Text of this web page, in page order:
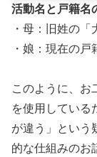
活動名と戸籍名
・母：旧姓の
・娘：現在の
このように、お
を使用している
が違う」という
的な仕組みのお